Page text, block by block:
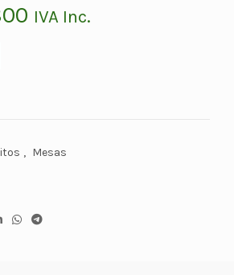
El
$17.800.
IVA Inc.
, Mesas